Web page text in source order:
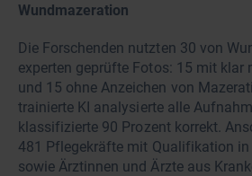
Wundmazeration
Die Forschenden nutzten 30 von
experten geprüfte Fotos: 15 mit klar
und 15 ohne Anzeichen von
trainierte KI analysierte alle
klassifizierte 90 Prozent korrekt.
481 Pflegekräfte mit Qualifikation in
sowie Ärztinnen und Ärzte aus